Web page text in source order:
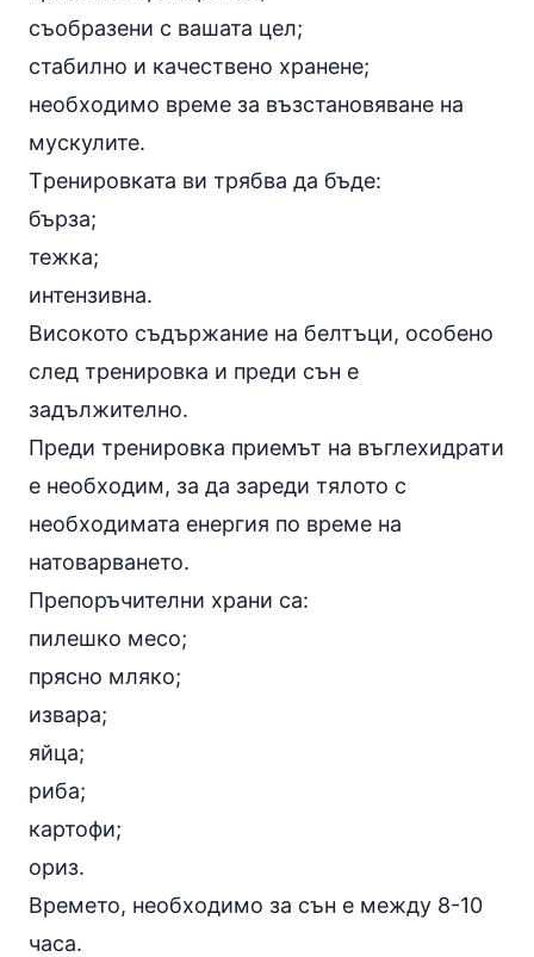
съобразени с вашата цел;
стабилно и качествено хранене;
необходимо време за възстановяване на
мускулите.
Tренировката ви трябва да бъде:
бърза;
тежка;
интензивна.
Високото съдържание на белтъци, особено
след тренировка и преди сън е
задължително.
Преди тренировка приемът на въглехидрати
е необходим, за да зареди тялото с
необходимата енергия по време на
натоварването.
Препоръчителни храни са:
пилешко месо;
прясно мляко;
извара;
яйца;
риба;
картофи;
ориз.
Времето, необходимо за сън е между 8-10
часа.